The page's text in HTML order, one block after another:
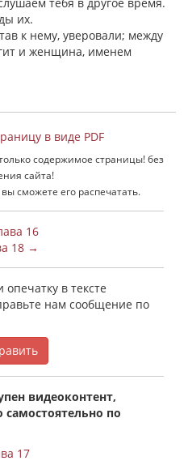
их.
к нему, уверовали; между
и женщина, именем
в виде PDF
содержимое страницы! без
сайта!
сможете его распечатать.
16
18 →
в тексте
нам сообщение по
видеоконтент,
самостоятельно по
17